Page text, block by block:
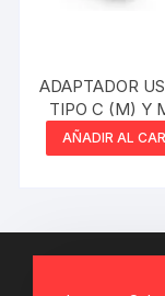
ADAPTADOR
TIPO C (M) Y
USB (M)
AÑADIR AL